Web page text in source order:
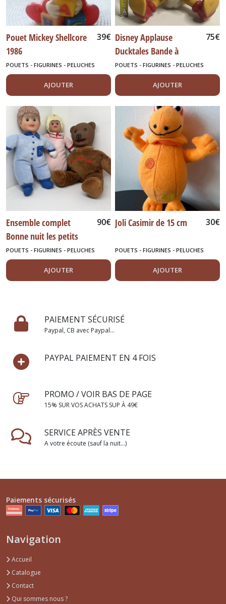
Pouet Mickey Shellcore
1986
39€
POUETS - FIGURINES - PELUCHES
AJOUTER
Disney Applause
Ducktales Bande à
Picsou - Vintage
75€
POUETS - FIGURINES - PELUCHES
AJOUTER
Ensemble complet
Bonne nuit les petits
très original et rare
90€
POUETS - FIGURINES - PELUCHES
AJOUTER
Joli Casimir de 15 cm 30€
POUETS - FIGURINES - PELUCHES
AJOUTER
PAIEMENT SÉCURISÉ
Paypal, CB avec Paypal...
PAYPAL PAIEMENT EN 4 FOIS
PROMO / VOIR BAS DE PAGE
15% SUR VOS ACHATS SUP À 49€
SERVICE APRÈS VENTE
A votre écoute (sauf la nuit...)
Paiements sécurisés
Navigation
Accueil
Catalogue
Contact
Qui sommes nous ?